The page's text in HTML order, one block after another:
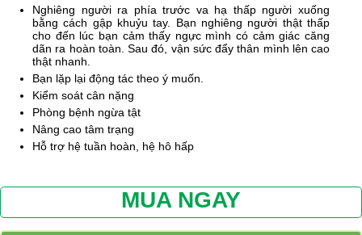
Nghiêng người ra phía trước va hạ thấp người xuống
bằng cách gập khuỷu tay. Bạn nghiêng người thật thấp
cho đến lúc bạn cảm thấy ngực mình có cảm giác căng
dãn ra hoàn toàn. Sau đó, vận sức đẩy thân mình lên cao
thật nhanh.
Bạn lặp lại động tác theo ý muốn.
Kiểm soát cân nặng
Phòng bệnh ngừa tật
Nâng cao tâm trạng
Hỗ trợ hệ tuần hoàn, hệ hô hấp
MUA NGAY